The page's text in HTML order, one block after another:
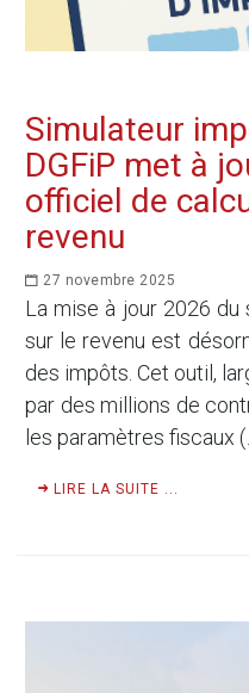
Simulateur
DGFiP met à
officiel de
revenu
27 novembre 2025
La mise à jour 2026 du
sur le revenu est
des impôts. Cet outil,
par des millions de
les paramètres fiscaux
LIRE LA SUITE ...